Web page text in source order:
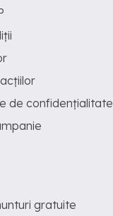
de confidențialitate
gratuite